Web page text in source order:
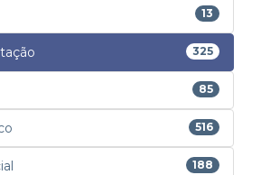
13
325
85
516
188